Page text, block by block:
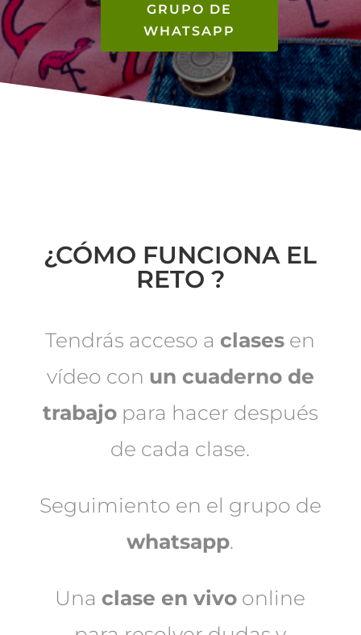
GRUPO DE
WHATSAPP
¿CÓMO FUNCIONA EL
RETO ?
Tendrás acceso a clases en
vídeo con un cuaderno de
trabajopara hacer después
de cada clase.
Seguimiento en el grupo de
whatsapp.
Una clase en vivo online